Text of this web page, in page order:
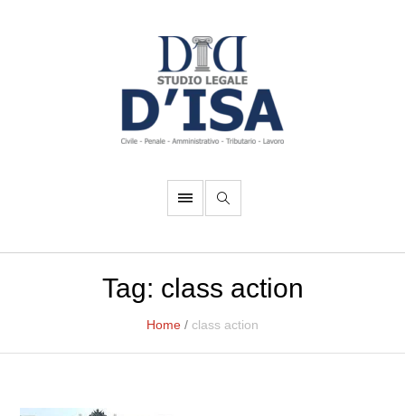
Tag: class action
Home / class action